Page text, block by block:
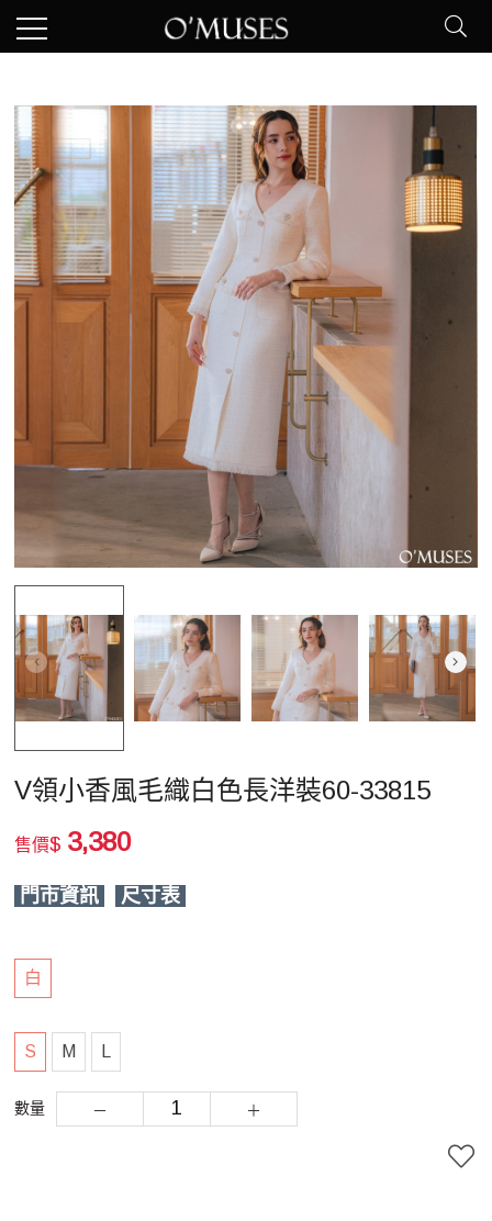
V領小香風毛織白色長洋裝60-33815
售價$ 3,380
門市資訊 尺寸表
白
S M
數量